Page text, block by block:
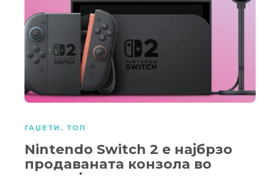
ГАЏЕТИ , ТОП
Nintendo Switch 2 е најбрзо
продаваната конзола во